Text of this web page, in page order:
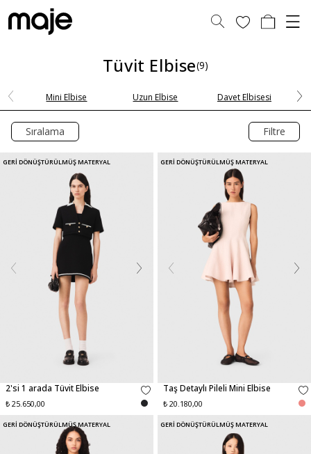
Tüvit Elbise(9)
Mini Elbise Uzun Elbise Davet Elbisesi
Sıralama Filtre
GERİ DÖNÜŞTÜRÜLMÜŞ MATERYAL
2'si 1 arada Tüvit Elbise
₺ 25.650,00
GERİ DÖNÜŞTÜRÜLMÜŞ MATERYAL
Taş Detaylı Pileli Mini Elbise
₺ 20.180,00
GERİ DÖNÜŞTÜRÜLMÜŞ MATERYAL GERİ DÖNÜŞTÜRÜLMÜŞ MATERYAL